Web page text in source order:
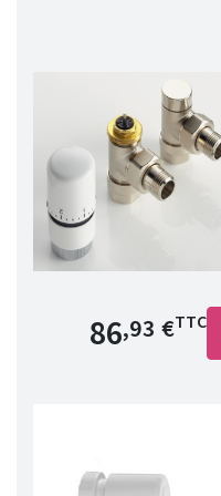
Prix de base
86,93 €TTC